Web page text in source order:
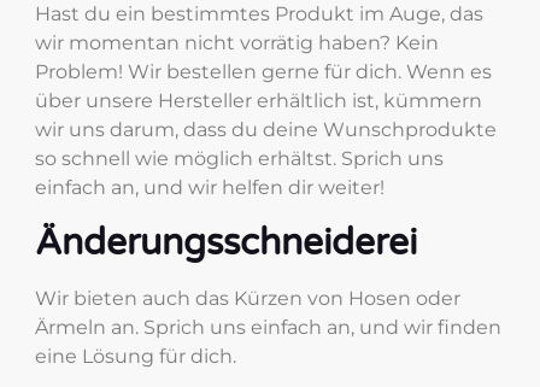
Hast du ein bestimmtes Produkt im Auge, das
wir momentan nicht vorrätig haben? Kein
Problem! Wir bestellen gerne für dich. Wenn es
über unsere Hersteller erhältlich ist, kümmern
wir uns darum, dass du deine Wunschprodukte
so schnell wie möglich erhältst. Sprich uns
einfach an, und wir helfen dir weiter!
Änderungsschneiderei
Wir bieten auch das Kürzen von Hosen oder
Ärmeln an. Sprich uns einfach an, und wir finden
eine Lösung für dich.